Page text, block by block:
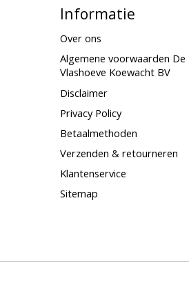
Informatie
Over ons
Algemene voorwaarden De
Vlashoeve Koewacht BV
Disclaimer
Privacy Policy
Betaalmethoden
Verzenden & retourneren
Klantenservice
Sitemap